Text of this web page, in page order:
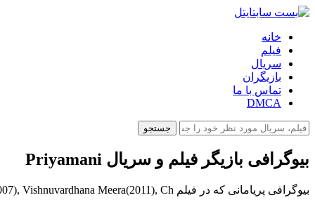
خانه
فیلم
سریال
بازیگران
تماس با ما
DMCA
جستجو
بیوگرافی بازیگر فیلم و سریال Priyamani
بیوگرافی پریامانی که در فیلم Paruthiveeran Muththazhagu(2007), Vishnuvardhana Meera(2011), Ch و...هنرنمایی کرده است را در بست سابتایتل بخوانید.